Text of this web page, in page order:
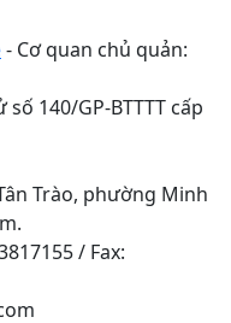
- Cơ quan chủ quản:
140/GP-BTTTT cấp
Trào, phường Minh
/ Fax: